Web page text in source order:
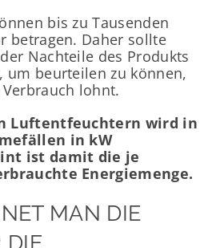
bis zu Tausenden
betragen. Daher sollte
Nachteile des Produkts
um beurteilen zu können,
lohnt.
Luftentfeuchtern wird in
in kW
ist damit die je
Energiemenge.
MAN DIE
DIE